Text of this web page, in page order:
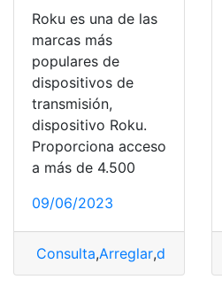
Roku es una de las
marcas más
populares de
dispositivos de
transmisión,
dispositivo Roku.
Proporciona acceso
a más de 4.500
09/06/2023
Consulta,Arreglar,dispositivo